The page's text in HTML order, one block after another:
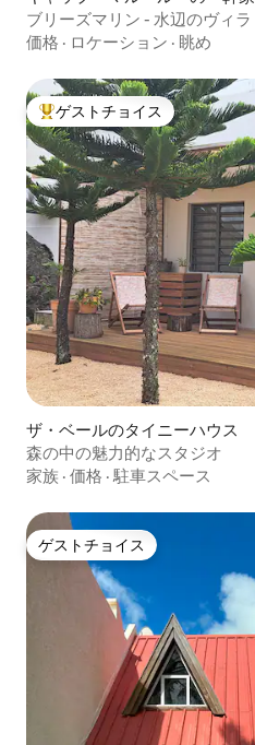
ブリーズマリン - 水辺のヴィラ
価格 · ロケーション · 眺め
大好評のゲストチョイスです。
ゲストチョイス
ザ・ベールのタイニーハウス
森の中の魅力的なスタジオ
家族 · 価格 ·駐車スペース
ゲストチョイス
ゲストチョイス